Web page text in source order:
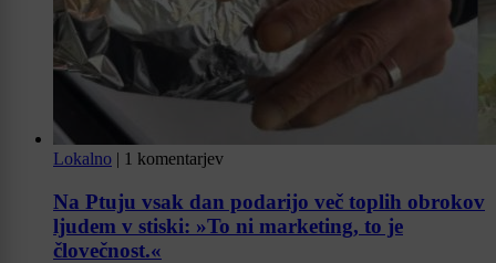
Lokalno | 1 komentarjev
Na Ptuju vsak dan podarijo več toplih obrokov
ljudem v stiski: »To ni marketing, to je
človečnost.«